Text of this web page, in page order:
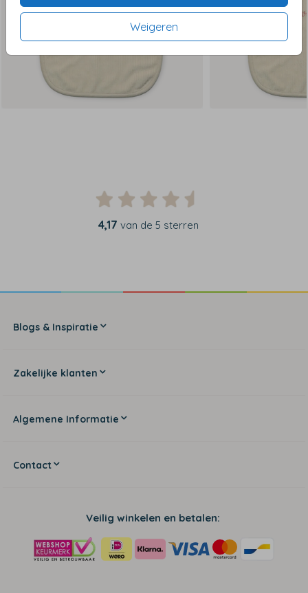
Weigeren
4,17 van de 5 sterren
Blogs & Inspiratie
Zakelijke klanten
Algemene Informatie
Contact
Veilig winkelen en betalen: